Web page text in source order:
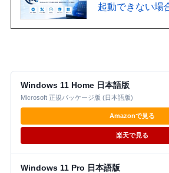
起動できない場
Windows 11 Home 日本語版
Microsoft 正規パッケージ版 (日本語版)
Amazonで見る
楽天で見る
Windows 11 Pro 日本語版